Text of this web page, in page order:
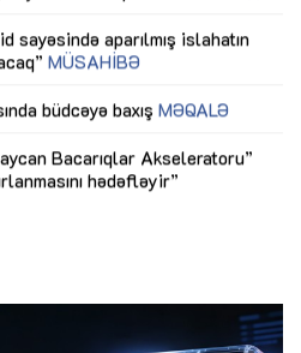
sayəsində aparılmış islahatın
MÜSAHİBƏ
büdcəyə baxış MƏQALƏ
Bacarıqlar Akseleratoru”
hədəfləyir”